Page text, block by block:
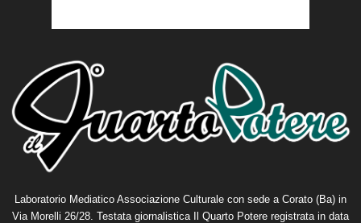
Laboratorio Mediatico Associazione Culturale con sede a Corato (Ba) in
Via Morelli 26/28. Testata giornalistica Il Quarto Potere registrata in data